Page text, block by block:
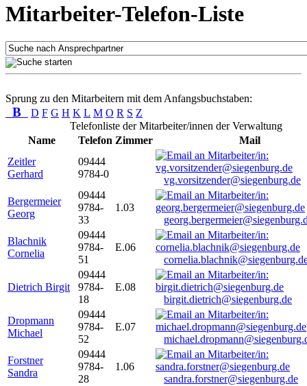
Mitarbeiter-Telefon-Liste
Sprung zu den Mitarbeitern mit dem Anfangsbuchstaben:
B D F G H K L M O R S Z
Telefonliste der Mitarbeiter/innen der Verwaltung
Name
Telefon Zimmer
Mail
Zeitler
Gerhard
09444
9784-0
vg.vorsitzender@siegenburg.de
Bergermeier
Georg
09444
9784-
33
1.03
Blachnik
Cornelia
09444
9784-
51
E.06
Dietrich Birgit
09444
9784-
18
E.08
birgit.dietrich@siegenburg.de
Dropmann
Michael
09444
9784-
52
E.07
Forstner
Sandra
09444
9784-
28
1.06
sandra.forstner@siegenburg.de